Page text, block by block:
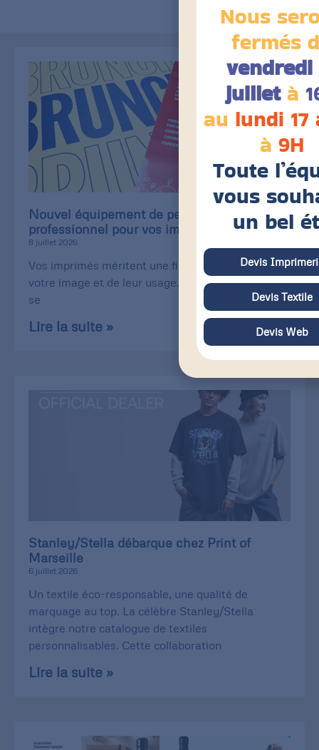
Nouvel équipement de pelliculage
professionnel pour vos imprimés
8 juillet 2026
Vos imprimés méritent une finition à la hauteur de
votre image et de leur usage. Carte de visite qui
se
Lire la suite »
Stanley/Stella débarque chez Print of
Marseille
6 juillet 2026
Un textile éco-responsable, une qualité de
marquage au top. La célèbre Stanley/Stella
intègre notre catalogue de textiles
personnalisables. Cette collaboration
Lire la suite »
Nous
fermés
vendredi
juilletà
au lundi 17
à 9H
Toute
vous
un bel
Devis
Devis Textile
Devis Web